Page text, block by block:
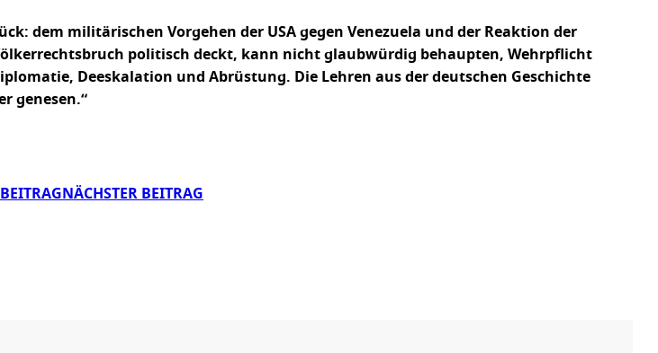
dem militärischen Vorgehen der USA gegen Venezuela und der Reaktion der
politisch deckt, kann nicht glaubwürdig behaupten, Wehrpflicht
Deeskalation und Abrüstung. Die Lehren aus der deutschen Geschichte
genesen.“
NÄCHSTER BEITRAG